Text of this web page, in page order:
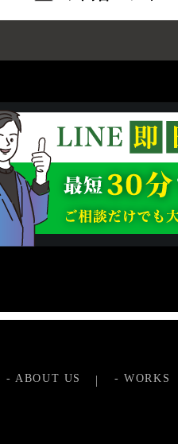
- ABOUT US - WORKS